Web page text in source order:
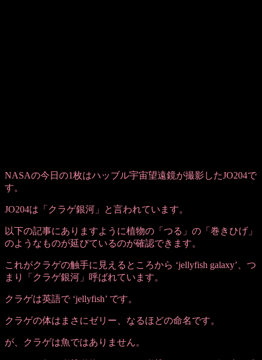
NASAの今日の1枚はハッブル宇宙望遠鏡が撮影したJO204で
す。
JO204は「クラゲ銀河」と言われています。
以下の記事にありますように植物の「つる」の「巻きひげ」
のようなものが延びているのが確認できます。
これがクラゲの触手に見えるところから ‘jellyfish galaxy’、つ
まり「クラゲ銀河」呼ばれています。
クラゲは英語で ‘jellyfish’ です。
クラゲの体はまさにゼリー、なるほどの命名です。
が、クラゲは魚ではありません。